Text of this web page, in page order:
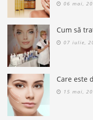
06 mai,
Cum să
07 iulie,
Care este
15 mai,